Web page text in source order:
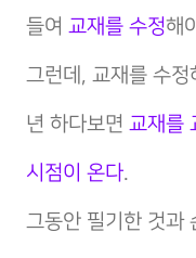
들여 교재를 수정해
그런데, 교재를 수
년 하다보면 교재를
시점이 온다.
그동안 필기한 것과